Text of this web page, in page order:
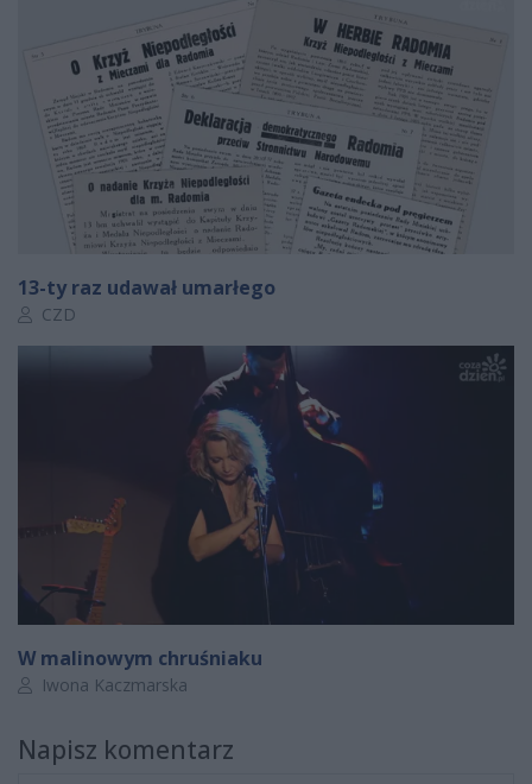
13-ty raz udawał umarłego
Autor artykułu:
CZD
W malinowym chruśniaku
Autor artykułu:
Iwona Kaczmarska
Napisz komentarz